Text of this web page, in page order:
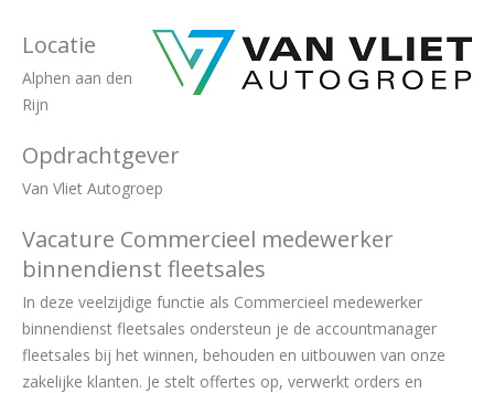
Locatie
Alphen aan den
Rijn
Opdrachtgever
Van Vliet Autogroep
Vacature Commercieel medewerker
binnendienst fleetsales
In deze veelzijdige functie als Commercieel medewerker
binnendienst fleetsales ondersteun je de accountmanager
fleetsales bij het winnen, behouden en uitbouwen van onze
zakelijke klanten. Je stelt offertes op, verwerkt orders en